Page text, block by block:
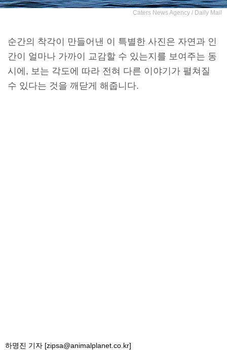
Caters News Agency / Daily Mail
순간의 착각이 만들어낸 이 특별한 사진은 자연과 인
간이 얼마나 가까이 교감할 수 있는지를 보여주는 동
시에, 보는 각도에 따라 전혀 다른 이야기가 펼쳐질
수 있다는 것을 깨닫게 해줍니다.
하명진 기자 [zipsa@animalplanet.co.kr]